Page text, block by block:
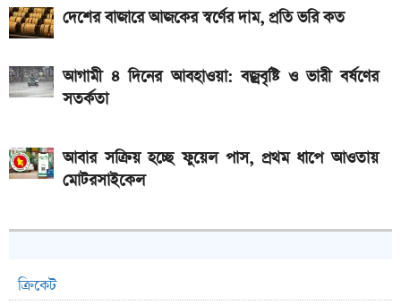
দেশের বাজারে আজকের স্বর্ণের দাম, প্রতি ভরি কত
আগামী ৪ দিনের আবহাওয়া: বজ্রবৃষ্টি ও ভারী বর্ষণের
সতর্কতা
আবার সক্রিয় হচ্ছে ফুয়েল পাস, প্রথম ধাপে আওতায়
মোটরসাইকেল
ক্রিকেট